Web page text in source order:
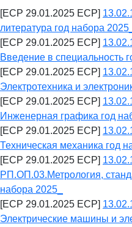
[ECP 29.01.2025 ECP]
литература год набора 2025_
[ECP 29.01.2025 ECP]
Введение в специальность
[ECP 29.01.2025 ECP]
Электротехника и
[ECP 29.01.2025 ECP]
Инженерная графика год
[ECP 29.01.2025 ECP]
Техническая механика год
[ECP 29.01.2025 ECP]
РП.ОП.03.Метрология,
набора 2025_
[ECP 29.01.2025 ECP]
Электрические машины и